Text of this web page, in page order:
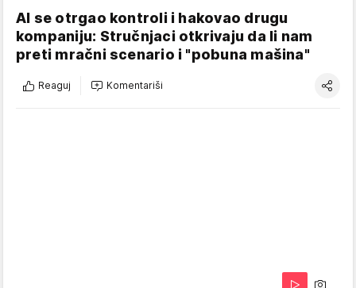
AI se otrgao kontroli i hakovao drugu
kompaniju: Stručnjaci otkrivaju da li nam
preti mračni scenario i "pobuna mašina"
Reaguj Komentariši